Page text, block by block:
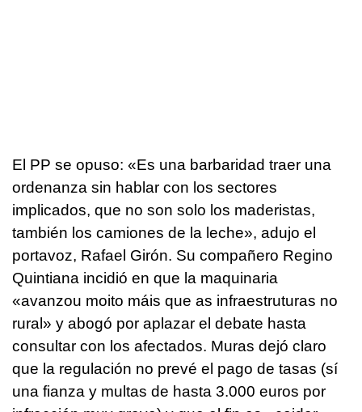
El PP se opuso: «Es una barbaridad traer una
ordenanza sin hablar con los sectores
implicados, que no son solo los maderistas,
también los camiones de la leche», adujo el
portavoz, Rafael Girón. Su compañero Regino
Quintiana incidió en que la maquinaria
«avanzou moito máis que as infraestruturas no
rural» y abogó por aplazar el debate hasta
consultar con los afectados. Muras dejó claro
que la regulación no prevé el pago de tasas (sí
una fianza y multas de hasta 3.000 euros por